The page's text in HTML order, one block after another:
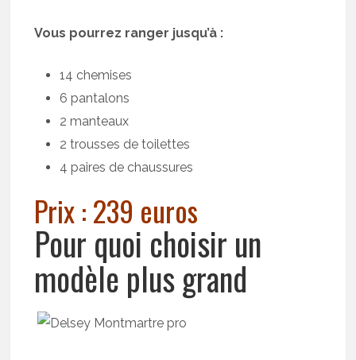
Vous pourrez ranger jusqu’à :
14 chemises
6 pantalons
2 manteaux
2 trousses de toilettes
4 paires de chaussures
Prix : 239 euros
Pour quoi choisir un
modèle plus grand